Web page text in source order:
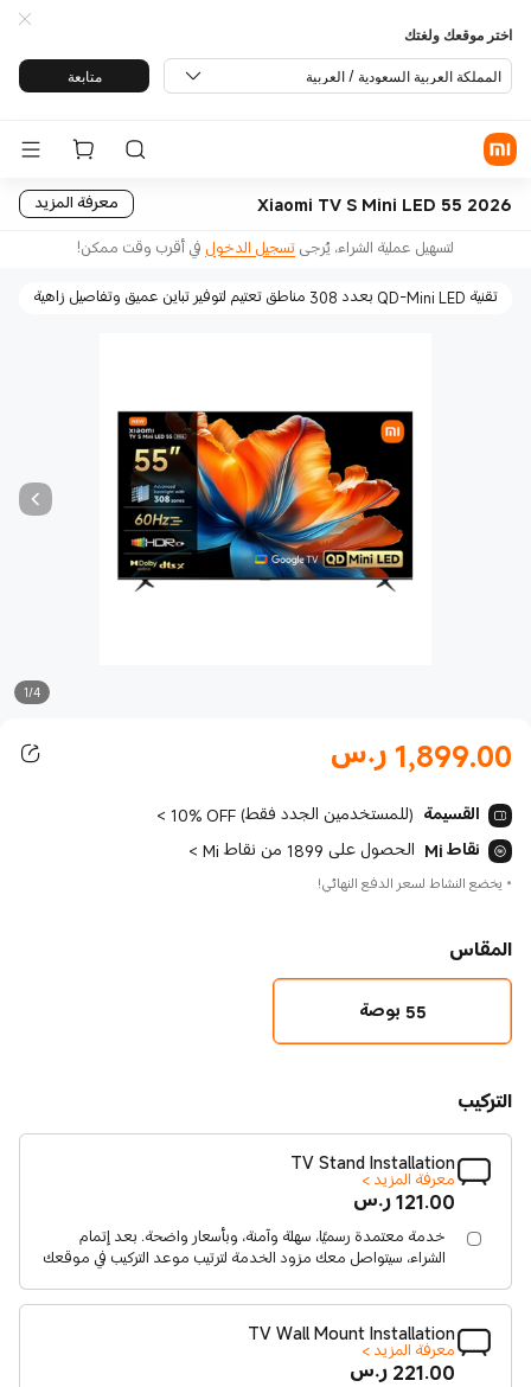
اختر موقعك ولغتك
المملكة العربية السعودية / العربية متابعة
Xiaomi TV S Mini LED 55 2026 معرفة المزيد
لتسهيل عملية الشراء، يُرجى تسجيل الدخول في أقرب وقت ممكن!
1/4
تقنية QD-Mini LED بعدد 308 مناطق تعتيم لتوفير تباين عميق وتفاصيل زاهية
1,899.00 ر.س Current Price ر.س1899.00
القسيمة 10% OFF (للمستخدمين الجدد فقط)
>
نقاط Mi
الحصول على 1899 من نقاط Mi >
* يخضع النشاط لسعر الدفع النهائي!
المقاس
55 بوصة
التركيب
TV Stand Installation
معرفة المزيد >
121.00ر.س
خدمة معتمدة رسميًا، سهلة وآمنة، وبأسعار واضحة. بعد إتمام
الشراء، سيتواصل معك مزود الخدمة لترتيب موعد التركيب في موقعك
TV Wall Mount Installation
معرفة المزيد >
221.00 ر.س